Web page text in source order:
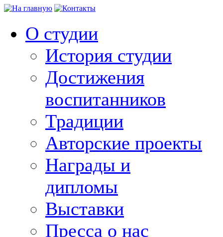
О студии
История студии
Достижения
воспитанников
Традиции
Авторские проекты
Награды и
дипломы
Выставки
Пресса о нас